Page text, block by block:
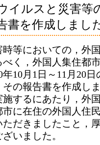
イルスと災害等
書を作成しまし
等においての，外
く，外国人集住都
年10月1日～11月20
の報告書を作成し
するにあたり，外
に在住の外国人住
だきましたこと，
いました。